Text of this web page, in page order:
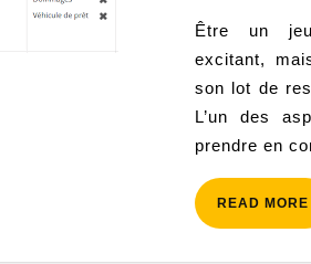
Être un
excitant,
son lot de
L’un des
prendre en
READ MORE